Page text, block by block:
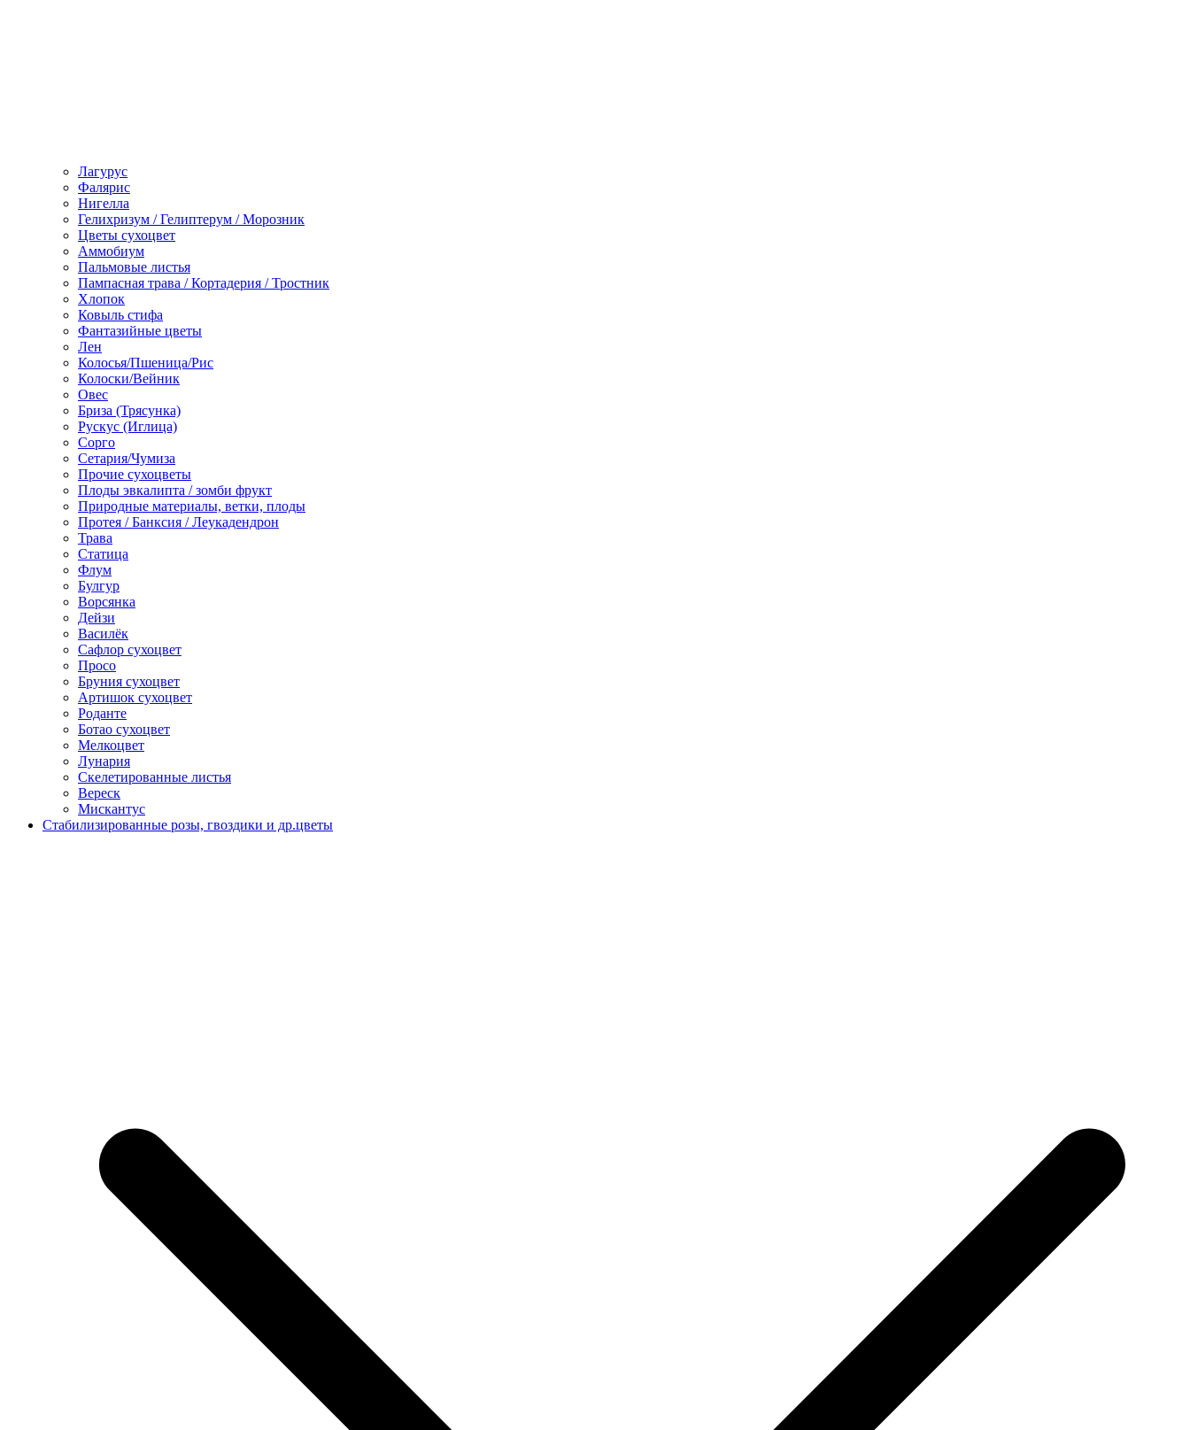
Лагурус
Фалярис
Нигелла
Гелихризум / Гелиптерум / Морозник
Цветы сухоцвет
Аммобиум
Пальмовые листья
Пампасная трава / Кортадерия / Тростник
Хлопок
Ковыль стифа
Фантазийные цветы
Лен
Колосья/Пшеница/Рис
Колоски/Вейник
Овес
Бриза (Трясунка)
Рускус (Иглица)
Сорго
Сетария/Чумиза
Прочие сухоцветы
Плоды эвкалипта / зомби фрукт
Природные материалы, ветки, плоды
Протея / Банксия / Леукадендрон
Трава
Статица
Флум
Булгур
Ворсянка
Дейзи
Василёк
Сафлор сухоцвет
Просо
Бруния сухоцвет
Артишок сухоцвет
Роданте
Ботао сухоцвет
Мелкоцвет
Лунария
Скелетированные листья
Вереск
Мискантус
Стабилизированные розы, гвоздики и др.цветы